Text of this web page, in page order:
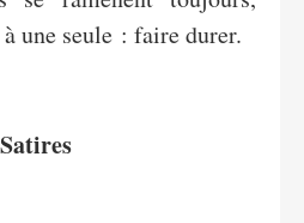
une seule : faire durer.
Satires